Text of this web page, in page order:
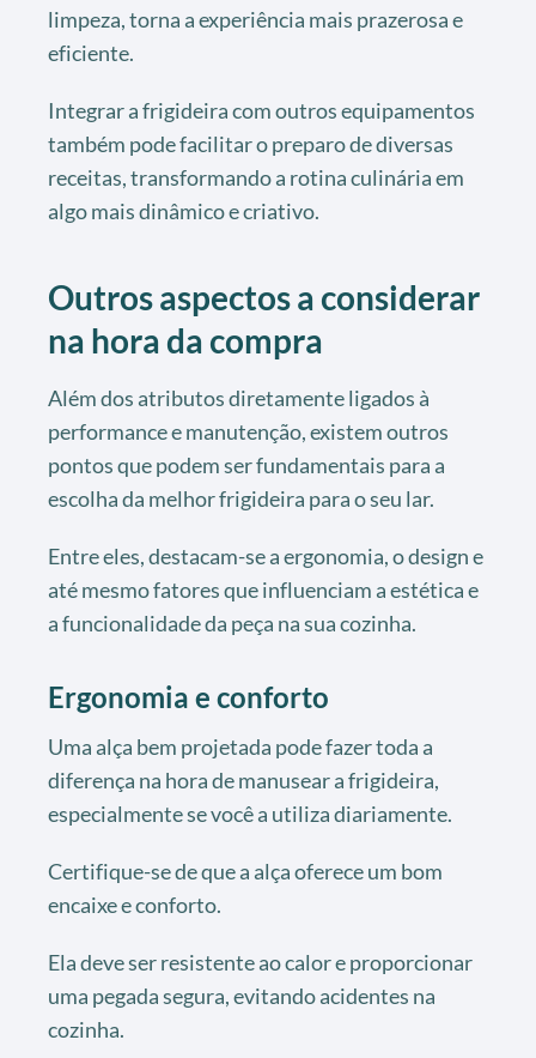
limpeza, torna a experiência mais prazerosa e
eficiente.
Integrar a frigideira com outros equipamentos
também pode facilitar o preparo de diversas
receitas, transformando a rotina culinária em
algo mais dinâmico e criativo.
Outros aspectos a considerar
na hora da compra
Além dos atributos diretamente ligados à
performance e manutenção, existem outros
pontos que podem ser fundamentais para a
escolha da melhor frigideira para o seu lar.
Entre eles, destacam-se a ergonomia, o design e
até mesmo fatores que influenciam a estética e
a funcionalidade da peça na sua cozinha.
Ergonomia e conforto
Uma alça bem projetada pode fazer toda a
diferença na hora de manusear a frigideira,
especialmente se você a utiliza diariamente.
Certifique-se de que a alça oferece um bom
encaixe e conforto.
Ela deve ser resistente ao calor e proporcionar
uma pegada segura, evitando acidentes na
cozinha.